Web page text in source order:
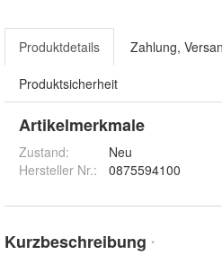
Produktdetails Zahlung,
Produktsicherheit
Artikelmerkmale
Zustand:
Neu
Hersteller Nr.:
0875594100
Kurzbeschreibung *